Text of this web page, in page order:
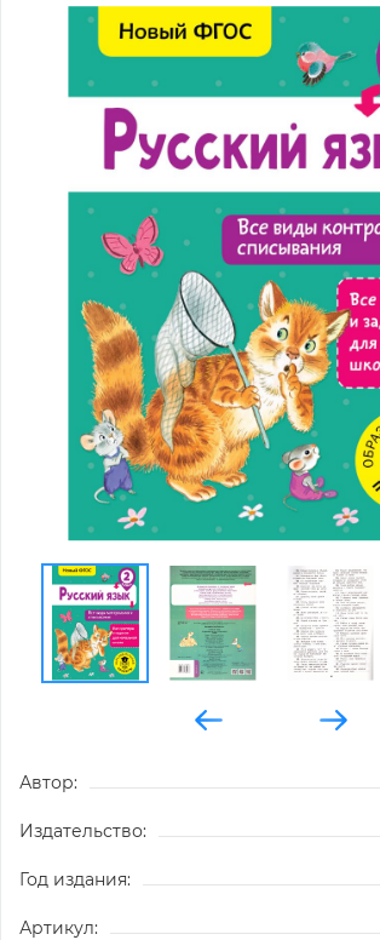
Автор:
Издательство:
Год издания:
Артикул: